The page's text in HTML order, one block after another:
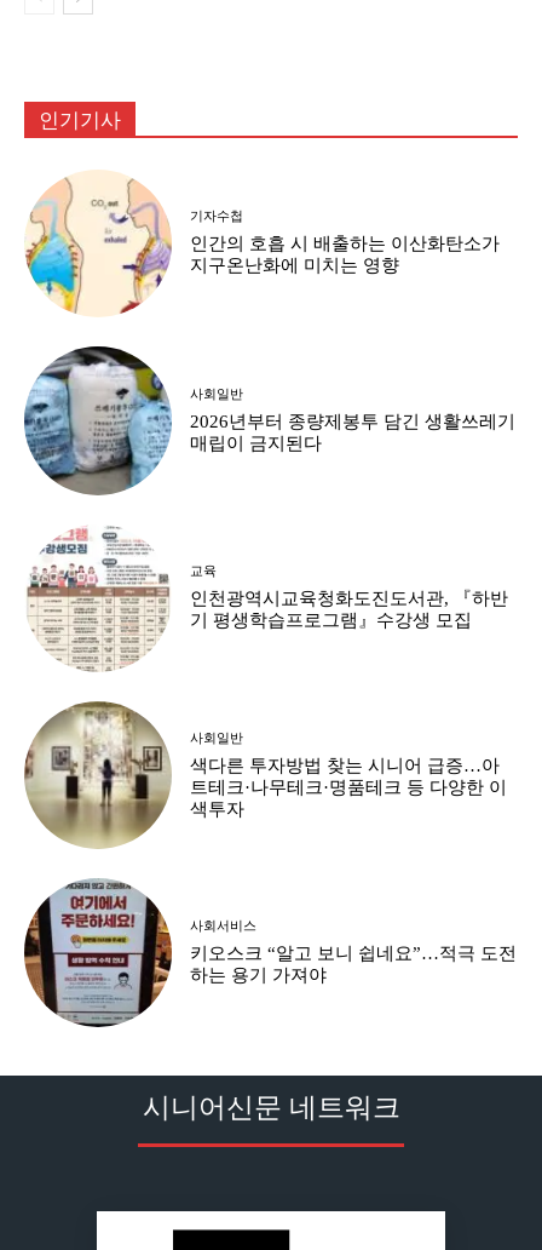
인기기사
기자수첩
인간의 호흡 시 배출하는 이산화탄소가
지구온난화에 미치는 영향
사회일반
2026년부터 종량제봉투 담긴 생활쓰레기
매립이 금지된다
교육
인천광역시교육청화도진도서관, 『하반
기 평생학습프로그램』수강생 모집
사회일반
색다른 투자방법 찾는 시니어 급증…아
트테크·나무테크·명품테크 등 다양한 이
색투자
사회서비스
키오스크 “알고 보니 쉽네요”…적극 도전
하는 용기 가져야
시니어신문 네트워크